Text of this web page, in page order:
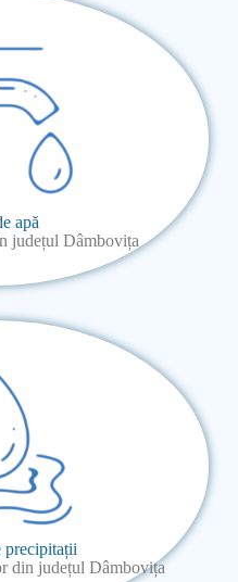
apă
județul Dâmbovița
precipitații
din județul Dâmbovița